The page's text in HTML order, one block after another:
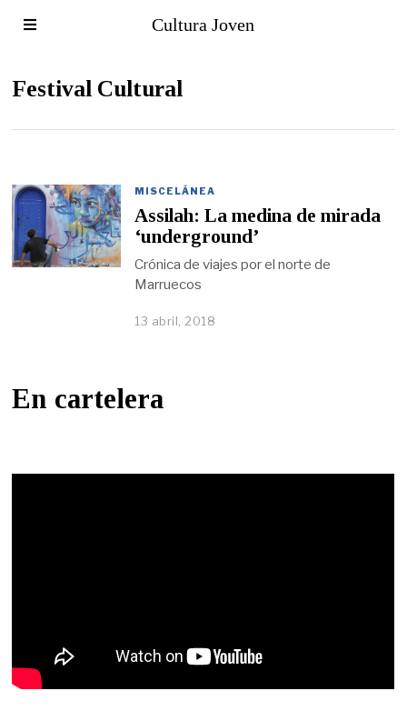
Cultura Joven
Festival Cultural
MISCELÁNEA
Assilah: La medina de mirada
‘underground’
Crónica de viajes por el norte de
Marruecos
13 abril, 2018
En cartelera